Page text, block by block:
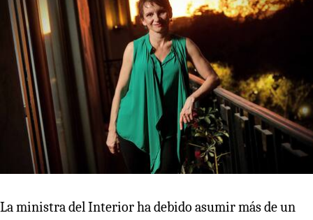
La ministra del Interior ha debido asumir más de un